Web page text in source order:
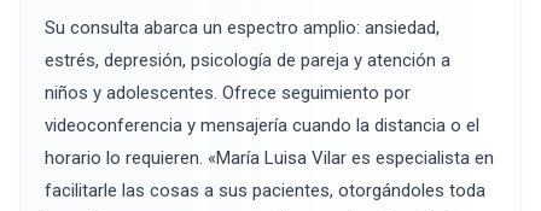
Su consulta abarca un espectro amplio: ansiedad,
estrés, depresión, psicología de pareja y atención a
niños y adolescentes. Ofrece seguimiento por
videoconferencia y mensajería cuando la distancia o el
horario lo requieren. «María Luisa Vilar es especialista en
facilitarle las cosas a sus pacientes, otorgándoles toda